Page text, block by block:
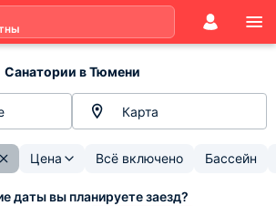
Санатории в Тюмени
Карта
Цена Всё включено Бассейн